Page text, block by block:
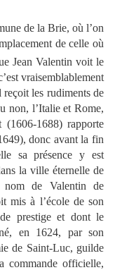
de la Brie, où l’on
de celle où
Jean Valentin voit le
vraisemblablement
reçoit les rudiments de
non, l’Italie et Rome,
(1606-1688) rapporte
donc avant la fin
sa présence y est
la ville éternelle de
de Valentin de
mis à l’école de son
prestige et dont le
en 1624, par son
de Saint-Luc, guilde
commande officielle,